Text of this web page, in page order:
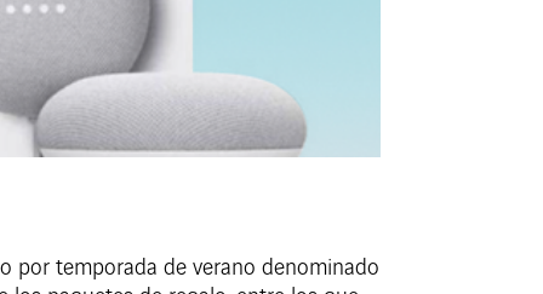
por temporada de verano denominado